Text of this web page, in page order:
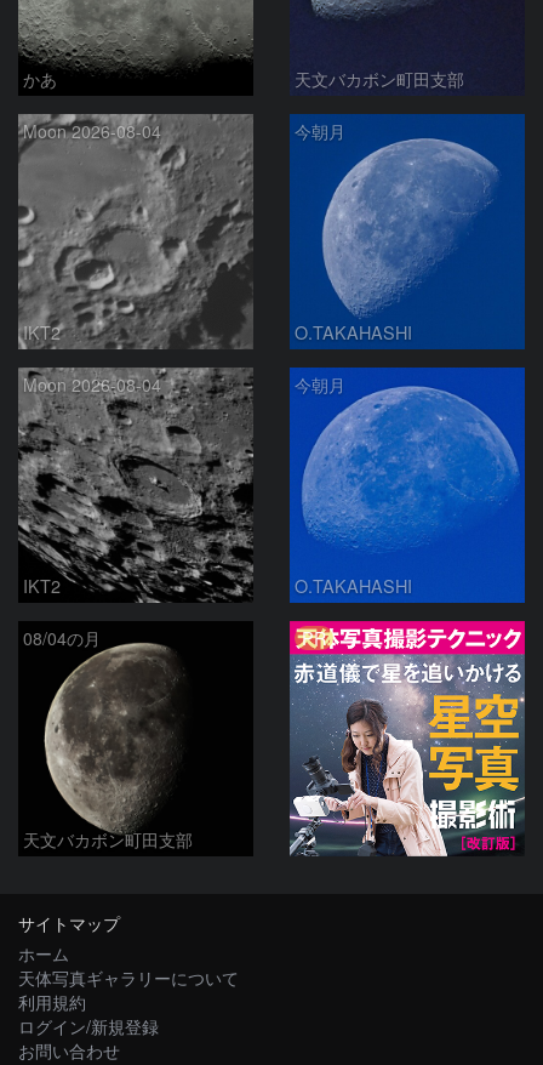
かあ 天文バカボン町田支部
Moon 2026-08-04
IKT2
今朝月
O.TAKAHASHI
Moon 2026-08-04
IKT2
今朝月
O.TAKAHASHI
08/04の月
天文バカボン町田支部
PR
サイトマップ
ホーム
天体写真ギャラリーについて
利用規約
ログイン/新規登録
お問い合わせ